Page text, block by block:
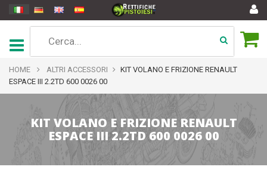
HOME ALTRI ACCESSORI
KIT VOLANO E FRIZIONE RENAULT
ESPACE III 2.2TD 600 0026 00
KIT VOLANO E FRIZIONE RENAULT
ESPACE III 2.2TD 600 0026 00